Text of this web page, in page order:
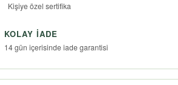
Kişiye özel sertifika
KOLAY İADE
14 gün içerisinde iade garantisi